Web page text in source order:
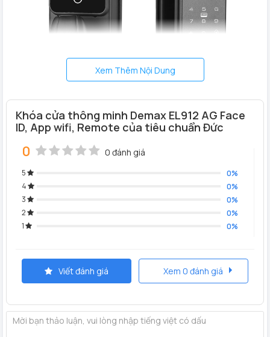
KHÓA NHẬN DIỆN KHUÔN MẶT DEMAX EL912
AG- TIÊU CHUẨN ĐỨC
Khóa vân tay Demax EL912 AG Face ID thực sự hấp dẫn
người tiêu dùng nhờ các tính năng hiện đại đi đầu xu hướng
Xem Thêm Nội Dung
Khóa cửa thông minh Demax EL912 AG Face
ID, App wifi, Remote của tiêu chuẩn Đức
0 0 đánh giá
5
0%
4
0%
3
0%
2
0%
1
0%
Viết đánh giá Xem 0 đánh giá